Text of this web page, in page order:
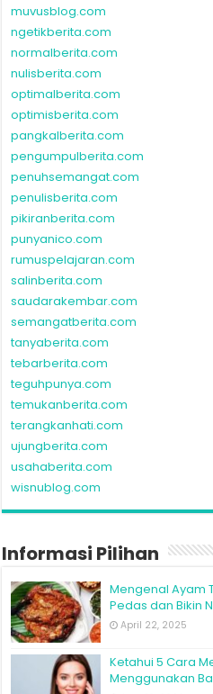
muvusblog.com
ngetikberita.com
normalberita.com
nulisberita.com
optimalberita.com
optimisberita.com
pangkalberita.com
pengumpulberita.com
penuhsemangat.com
penulisberita.com
pikiranberita.com
punyanico.com
rumuspelajaran.com
salinberita.com
saudarakembar.com
semangatberita.com
tanyaberita.com
tebarberita.com
teguhpunya.com
temukanberita.com
terangkanhati.com
ujungberita.com
usahaberita.com
wisnublog.com
Informasi Pilihan
Mengenal Ayam
Pedas dan Bikin
April 22, 2025
Ketahui 5 Cara
Menggunakan